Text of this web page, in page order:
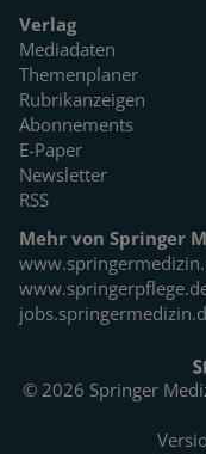
Verlag
Mediadaten
Themenplaner
Rubrikanzeigen
Abonnements
E-Paper
Newsletter
RSS
Mehr von Springer
© 2026 Springer